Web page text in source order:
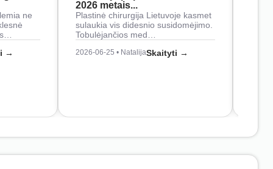
ne
→
2026 metais...
Plastinė chirurgija Lietuvoje kasmet
sulaukia vis didesnio susidomėjimo.
Tobulėjančios med…
2026-06-25 • NatalijaSkaityti →